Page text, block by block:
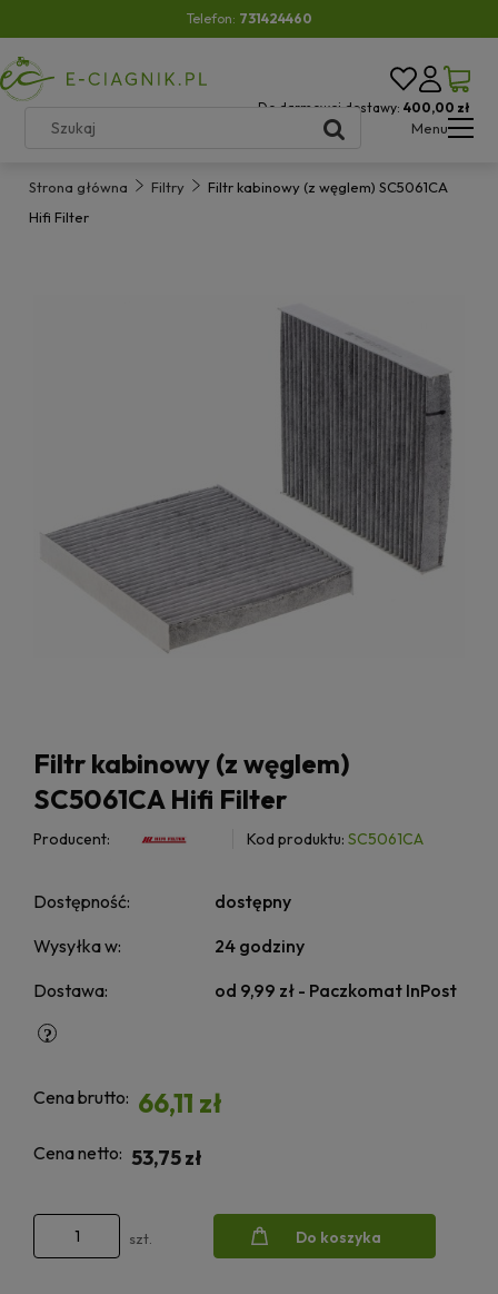
Telefon: 731424460
Do darmowej dostawy: 400,00 zł
Menu
Strona główna Filtry
Filtr kabinowy (z węglem) SC5061CA
Hifi Filter
Filtr kabinowy (z węglem)
SC5061CA Hifi Filter
Producent: Kod produktu: SC5061CA
Dostępność:
dostępny
Wysyłka w:
24 godziny
Dostawa:
od 9,99 zł - Paczkomat InPost
Cena brutto: 66,11 zł
Cena netto: 53,75 zł
szt. Do koszyka